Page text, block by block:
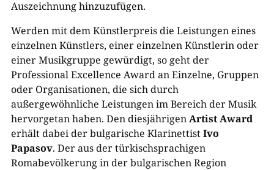
Auszeichnung hinzuzufügen.
Werden mit dem Künstlerpreis die Leistungen eines
einzelnen Künstlers, einer einzelnen Künstlerin oder
einer Musikgruppe gewürdigt, so geht der
Professional Excellence Award an Einzelne, Gruppen
oder Organisationen, die sich durch
außergewöhnliche Leistungen im Bereich der Musik
hervorgetan haben. Den diesjährigenArtist Award
erhält dabei der bulgarische KlarinettistIvo
Papasov. Der aus der türkischsprachigen
Romabevölkerung in der bulgarischen Region